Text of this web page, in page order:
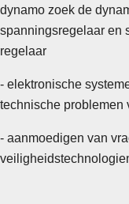
dynamo zoek de
spanningsregelaar en
regelaar
- elektronische
technische problemen
- aanmoedigen van